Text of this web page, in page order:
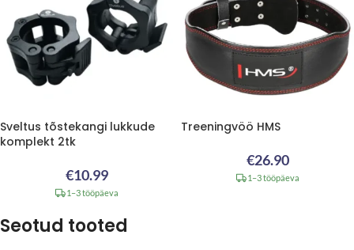
Sveltus tõstekangi lukkude
komplekt 2tk
€10.99
1–3 tööpäeva
Treeningvöö HMS
€26.90
1–3 tööpäeva
Seotud tooted